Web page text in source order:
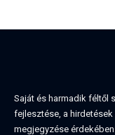
Saját és harmadik féltől
fejlesztése, a
megjegyzése érdekében.